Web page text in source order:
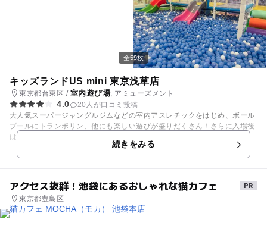
になっています！ 思いきり身体を動かせるので滑って転んだり、頭をぶつ
けたりすることも！モッキンガムでご遊戯の際は十分気をつけて遊んでく
い物している間にパパとお子様で遊んでお留守番なんて楽しみ方も出来ち
全59枚
キッズランドUS mini 東京浅草店
東京都台東区 / 室内遊び場, アミューズメント
4.0
20人が口コミ投稿
大人気スーパージャングルジムなどの室内アスレチックをはじめ、ボール
プールにトランポリン、他にも楽しい遊びが盛りだくさん！さらに入場後
は設置ゲーム機がフリープレイで何度でも遊べます。 キッズランドUS mi
niは、家族で楽しく遊び、かけがえのない家族の思い出を残せる室内遊び
場です。 浅草駅近くの室内遊び場！遊び放題プランや短時間プランをご用
で気軽にご利用いただけます。 さらに、受付後の出入り自由、保護者様
（お父さんお母さん）の交代も自由です。 暑い日も寒い日も雨の日も花粉
が辛い時期でも天気を気にせずゆっくり遊べる全天候型屋内遊園地。幼
児、小学生のお子様もパパもママも家族みんなで楽しいキッズパークで
続きをみる
アクセス抜群！池袋にあるおしゃれな猫カフェ
東京都豊島区